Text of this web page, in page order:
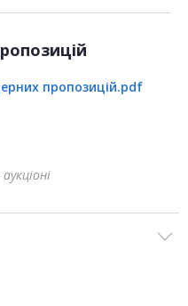
пропозицій.pdf